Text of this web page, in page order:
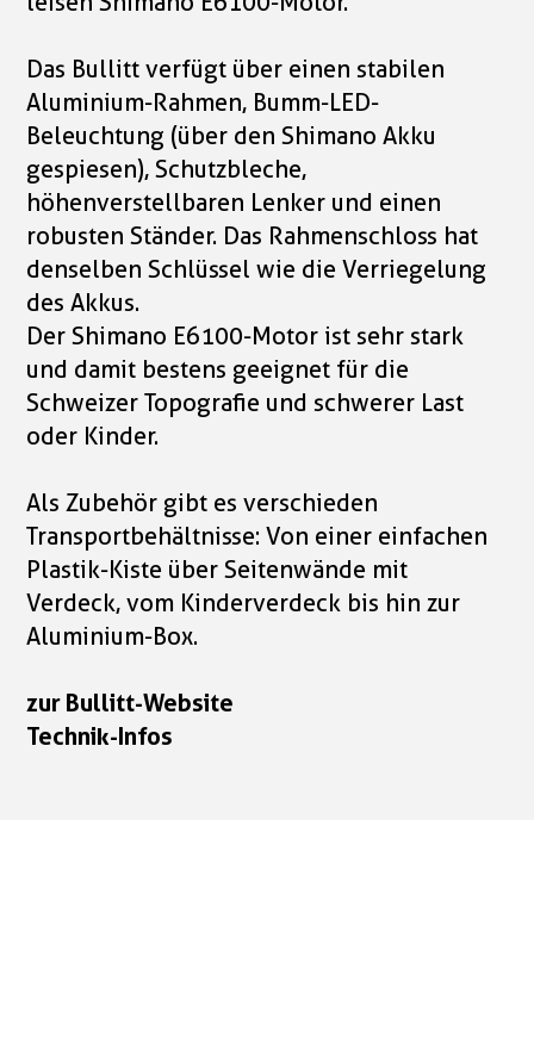
Das Bullitt verfügt über einen stabilen
Aluminium-Rahmen, Bumm-LED-
Beleuchtung (über den Shimano Akku
gespiesen), Schutzbleche,
höhenverstellbaren Lenker und einen
robusten Ständer. Das Rahmenschloss hat
denselben Schlüssel wie die Verriegelung
des Akkus.
Der Shimano E6100-Motor ist sehr stark
und damit bestens geeignet für die
Schweizer Topografie und schwerer Last
oder Kinder.
Als Zubehör gibt es verschieden
Transportbehältnisse: Von einer einfachen
Plastik-Kiste über Seitenwände mit
Verdeck, vom Kinderverdeck bis hin zur
Aluminium-Box.
zur Bullitt-Website
Technik-Infos